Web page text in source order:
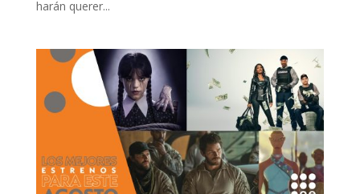
harán querer...